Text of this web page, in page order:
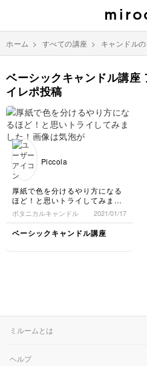
ホーム > すべての講座 > キャンドル
ベーシックキャンドル講座
イレポ投稿
Piccola
厚紙で色を分けるやり方になる
ほど！と思いトライしてみまし
た！画像は気泡が入ってしまい
綺麗じゃないですが、またチャ
レンジしてもっと完成度上げた
いと思います！！
ボタニカルキャンドル 2021/01/17
ベーシックキャンドル講座
ミルームとは
ヘルプ